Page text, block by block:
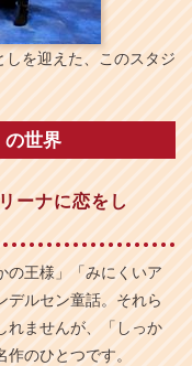
を迎えた、このスタジ
の世界
ーナに恋をし
の王様」「みにくいア
デルセン童話。それら
れませんが、「しっか
のひとつです。